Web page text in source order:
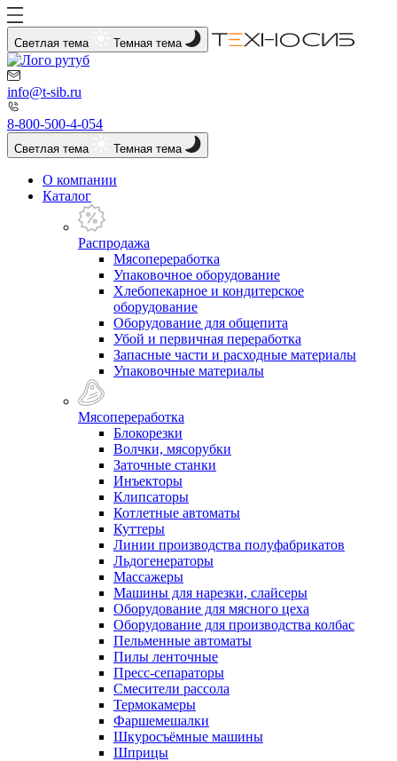
Светлая тема Темная тема
info@t-sib.ru
8-800-500-4-054
Светлая тема Темная тема
О компании
Каталог
Распродажа
Мясопереработка
Упаковочное оборудование
Хлебопекарное и кондитерское
оборудование
Оборудование для общепита
Убой и первичная переработка
Запасные части и расходные материалы
Упаковочные материалы
Мясопереработка
Блокорезки
Волчки, мясорубки
Заточные станки
Инъекторы
Клипсаторы
Котлетные автоматы
Куттеры
Линии производства полуфабрикатов
Льдогенераторы
Массажеры
Машины для нарезки, слайсеры
Оборудование для мясного цеха
Оборудование для производства колбас
Пельменные автоматы
Пилы ленточные
Пресс-сепараторы
Смесители рассола
Термокамеры
Фаршемешалки
Шкуросъёмные машины
Шприцы